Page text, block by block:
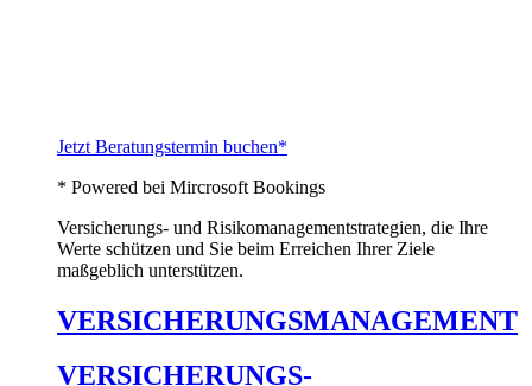
Jetzt Beratungstermin buchen*
* Powered bei Mircrosoft Bookings
Versicherungs- und Risikomanagementstrategien, die Ihre
Werte schützen und Sie beim Erreichen Ihrer Ziele
maßgeblich unterstützen.
VERSICHERUNGSMANAGEMENT
VERSICHERUNGS-